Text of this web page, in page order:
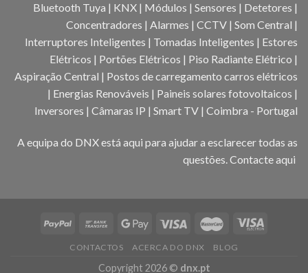
Bluetooth Tuya | KNX | Módulos | Sensores | Detetores |
Concentradores | Alarmes | CCTV | Som Central |
Interruptores Inteligentes | Tomadas Inteligentes | Estores
Elétricos | Portões Elétricos | Piso Radiante Elétrico |
Aspiração Central | Postos de carregamento carros elétricos
| Energias Renováveis | Paineis solares fotovoltaicos |
Inversores | Câmaras IP | Smart TV | Coimbra - Portugal
A equipa do DNX está aqui para ajudar a esclarecer todas as
questões.Contacte aqui
CONTACTOS ACERCA DO DNX BLOG
Copyright 2026 © dnx.pt